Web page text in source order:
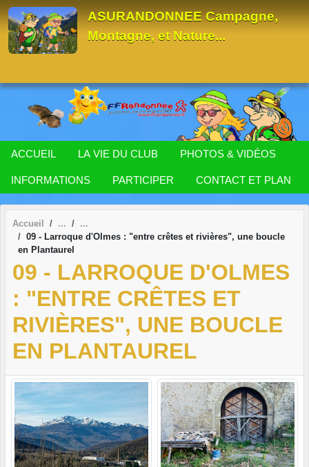
ASURANDONNEE Campagne,
Montagne, et Nature...
ACCUEIL LA VIE DU CLUB PHOTOS & VIDÉOS
INFORMATIONS PARTICIPER CONTACT ET PLAN
Accueil
09 - Larroque d'Olmes : "entre crêtes et rivières", une boucle
en Plantaurel
09 - LARROQUE D'OLMES
: "ENTRE CRÊTES ET
RIVIÈRES", UNE BOUCLE
EN PLANTAUREL
Panneau de gestion des cookies